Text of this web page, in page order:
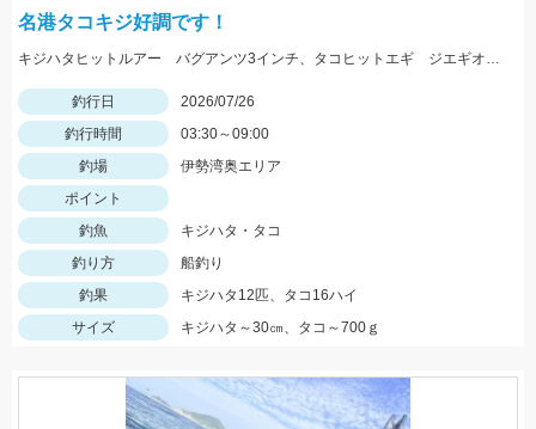
名港タコキジ好調です！
キジハタヒットルアー バグアンツ3インチ、タコヒットエギ ジエギオクタビアススッテ
釣行日
2026/07/26
釣行時間
03:30～09:00
釣場
伊勢湾奥エリア
ポイント
釣魚
キジハタ・タコ
釣り方
船釣り
釣果
キジハタ12匹、タコ16ハイ
サイズ
キジハタ～30㎝、タコ～700ｇ